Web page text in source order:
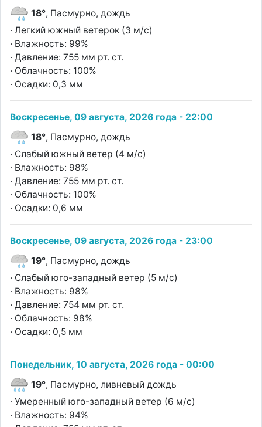
18°, Пасмурно, дождь
· Легкий южный ветерок (3 м/с)
· Влажность: 99%
· Давление: 755 мм рт. ст.
· Облачность: 100%
· Осадки: 0,3 мм
Воскресенье, 09 августа, 2026 года - 22:00
18°, Пасмурно, дождь
· Слабый южный ветер (4 м/с)
· Влажность: 98%
· Давление: 755 мм рт. ст.
· Облачность: 100%
· Осадки: 0,6 мм
Воскресенье, 09 августа, 2026 года - 23:00
19°, Пасмурно, дождь
· Слабый юго-западный ветер (5 м/с)
· Влажность: 98%
· Давление: 754 мм рт. ст.
· Облачность: 98%
· Осадки: 0,5 мм
Понедельник, 10 августа, 2026 года - 00:00
19°, Пасмурно, ливневый дождь
· Умеренный юго-западный ветер (6 м/с)
· Влажность: 94%